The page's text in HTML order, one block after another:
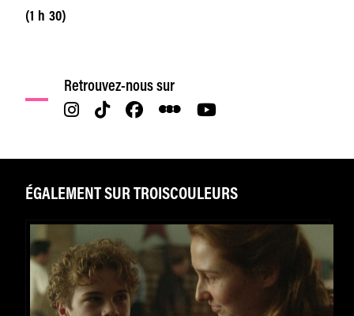
(1 h 30)
Retrouvez-nous sur
ÉGALEMENT SUR TROISCOULEURS